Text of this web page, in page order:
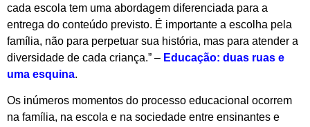
cada escola tem uma abordagem diferenciada para a
entrega do conteúdo previsto. É importante a escolha pela
família, não para perpetuar sua história, mas para atender a
diversidade de cada criança.” – Educação: duas ruas e
uma esquina.
Os inúmeros momentos do processo educacional ocorrem
na família, na escola e na sociedade entre ensinantes e